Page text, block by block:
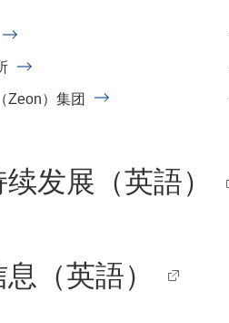
Zeon）集团
发展（英語）
（英語）